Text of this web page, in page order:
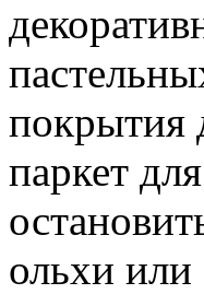
покрытия
паркет
ольхи